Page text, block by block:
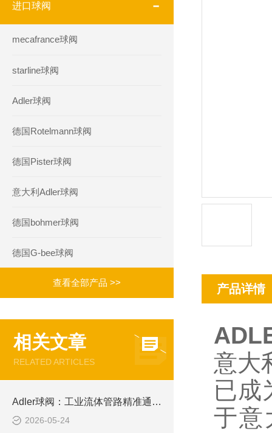
进口球阀
mecafrance球阀
starline球阀
Adler球阀
德国Rotelmann球阀
德国Pister球阀
意大利Adler球阀
德国bohmer球阀
德国G-bee球阀
查看全部产品 >>
相关文章
RELATED ARTICLES
Adler球阀：工业流体管路精准通断控制的高档精密阀件
2026-05-24
产品详情
意大
已成
于意